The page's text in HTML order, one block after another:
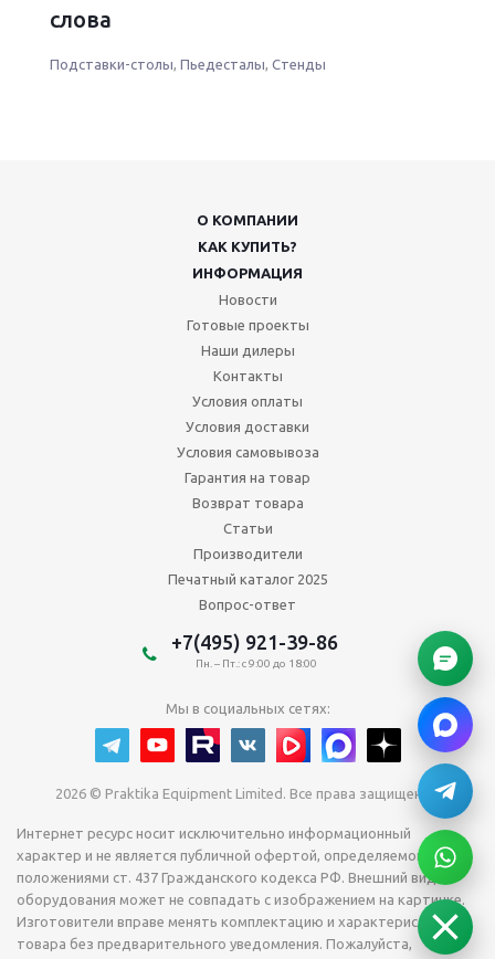
слова
Подставки-столы Пьедесталы Стенды
О КОМПАНИИ
КАК КУПИТЬ?
ИНФОРМАЦИЯ
Новости
Готовые проекты
Наши дилеры
Контакты
Условия оплаты
Условия доставки
Условия самовывоза
Гарантия на товар
Возврат товара
Статьи
Производители
Печатный каталог 2025
Вопрос-ответ
+7(495) 921-39-86
Пн. – Пт.: с 9:00 до 18:00
Мы в социальных сетях:
2026 © Praktika Equipment Limited. Все права защищены.
Интернет ресурс носит исключительно информационный
характер и не является публичной офертой, определяемой
положениями ст. 437 Гражданского кодекса РФ. Внешний вид
оборудования может не совпадать с изображением на картинке.
Изготовители вправе менять комплектацию и характеристики
товара без предварительного уведомления. Пожалуйста,